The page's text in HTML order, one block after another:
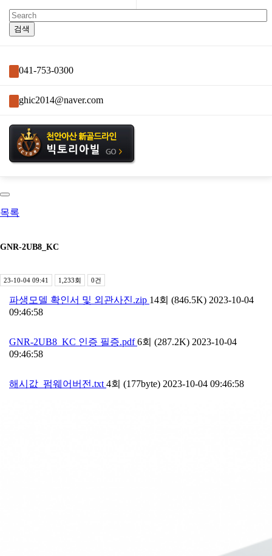
041-753-0300
ghic2014@naver.com
목록
GNR-2UB8_KC
23-10-04 09:41 1,233회 0건
파생모델 확인서 및 외관사진.zip 14회 (846.5K) 2023-10-04
09:46:58
GNR-2UB8_KC 인증 필증.pdf6회 (287.2K) 2023-10-04
09:46:58
해시값_펌웨어버전.txt 4회 (177byte) 2023-10-04 09:46:58